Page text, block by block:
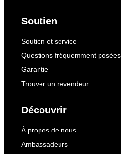
Soutien
Soutien et service
Questions fréquemment posées
Garantie
Trouver un revendeur
Découvrir
À propos de nous
Ambassadeurs